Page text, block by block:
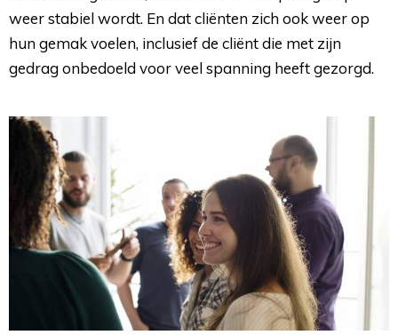
weer stabiel wordt. En dat cliënten zich ook weer op
hun gemak voelen, inclusief de cliënt die met zijn
gedrag onbedoeld voor veel spanning heeft gezorgd.